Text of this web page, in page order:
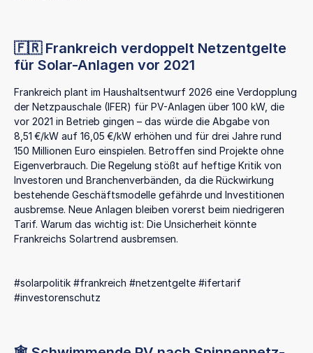
🇫🇷 Frankreich verdoppelt Netzentgelte
für Solar-Anlagen vor 2021
Frankreich plant im Haushaltsentwurf 2026 eine Verdopplung
der Netzpauschale (IFER) für PV-Anlagen über 100 kW, die
vor 2021 in Betrieb gingen – das würde die Abgabe von
8,51 €/kW auf 16,05 €/kW erhöhen und für drei Jahre rund
150 Millionen Euro einspielen. Betroffen sind Projekte ohne
Eigenverbrauch. Die Regelung stößt auf heftige Kritik von
Investoren und Branchenverbänden, da die Rückwirkung
bestehende Geschäftsmodelle gefährde und Investitionen
ausbremse. Neue Anlagen bleiben vorerst beim niedrigeren
Tarif. Warum das wichtig ist: Die Unsicherheit könnte
Frankreichs Solartrend ausbremsen.
#solarpolitik #frankreich #netzentgelte #ifertarif
#investorenschutz